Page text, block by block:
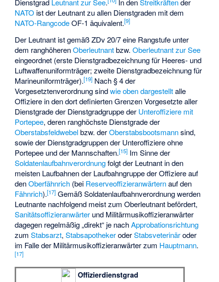
NATO ist der Leutnant zu allen Dienstgraden mit dem
NATO-RangcodeOF-1 äquivalent.[9]
Der Leutnant ist gemäß ZDv 20/7 eine Rangstufe unter
dem ranghöherenOberleutnantbzw.Oberleutnant zur See
eingeordnet (erste Dienstgradbezeichnung für Heeres- und
Luftwaffenuniformträger; zweite Dienstgradbezeichnung für
Marineuniformträger).[19] Nach § 4 der
Vorgesetztenverordnung sindwie oben dargestelltalle
Offiziere in den dort definierten Grenzen Vorgesetzte aller
Dienstgrade der Dienstgradgruppe der Unteroffiziere mit
Portepee, deren ranghöchste Dienstgrade der
Oberstabsfeldwebelbzw. derOberstabsbootsmannsind,
sowie der Dienstgradgruppen der Unteroffiziere ohne
Portepee und der Mannschaften.[15] Im Sinne der
Soldatenlaufbahnverordnungfolgt der Leutnant in den
meisten Laufbahnen der Laufbahngruppe der Offiziere auf
denOberfähnrich (bei Reserveoffizieranwärternauf den
Fähnrich).[17] Gemäß Soldatenlaufbahnverordnung werden
Leutnante nachfolgend meist zum Oberleutnant befördert,
Sanitätsoffizieranwärter und Militärmusikoffizieranwärter
dagegen regelmäßig „direkt“ je nachApprobationsrichtung
zumStabsarzt,StabsapothekeroderStabsveterinäroder
im Falle der Militärmusikoffizieranwärter zum Hauptmann.
[17]
Offizierdienstgrad